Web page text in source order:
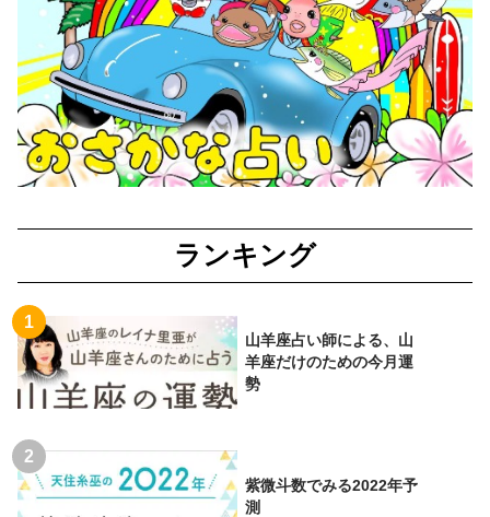
ランキング
山羊座占い師による、山
羊座だけのための今月運
勢
紫微斗数でみる2022年予
測